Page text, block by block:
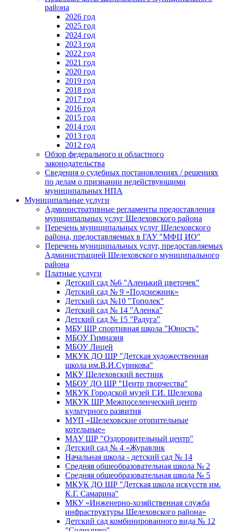
района
2026 год
2025 год
2024 год
2023 год
2022 год
2021 год
2020 год
2019 год
2018 год
2017 год
2016 год
2015 год
2014 год
2013 год
2012 год
Обзор федерального и областного
законодательства
Сведения о судебных постановлениях / решениях
по делам о признании недействующими
муниципальных НПА
Муниципальные услуги
Административные регламенты предоставления
муниципальных услуг Шелеховского района
Перечень муниципальных услуг Шелеховского
района, предоставляемых в ГАУ "МФЦ ИО"
Перечень муниципальных услуг, предоставляемых
Администрацией Шелеховского муниципального
района
Платные услуги
Детский сад №6 "Аленький цветочек"
Детский сад № 9 «Подснежник»
Детский сад №10 "Тополек"
Детский сад № 14 "Аленка"
Детский сад № 15 "Радуга"
МБУ ШР спортивная школа "Юность"
МБОУ Гимназия
МБОУ Лицей
МКУК ДО ШР "Детская художественная
школа им.В.И.Сурикова"
МКУ Шелеховский вестник
МБОУ ДО ШР "Центр творчества"
МКУК Городской музей Г.И. Шелехова
МКУК ШР Межпоселенческий центр
культурного развития
МУП «Шелеховские отопительные
котельные»
МАУ ШР "Оздоровительный центр"
Детский сад № 4 «Журавлик
Начальная школа - детский сад № 14
Средняя общеобразовательная школа № 2
Средняя общеобразовательная школа № 5
МКУК ДО ШР "Детская школа искусств им.
К.Г. Самарина"
МКУ «Инженерно-хозяйственная служба
инфраструктуры Шелеховского района»
Детский сад комбинированного вида № 12